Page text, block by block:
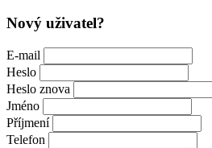
Nový uživatel?
E-mail
Heslo
Heslo znova
Jméno
Příjmení
Telefon